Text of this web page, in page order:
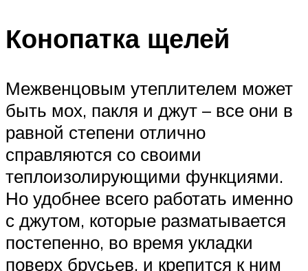
Конопатка щелей
Межвенцовым утеплителем может
быть мох, пакля и джут – все они в
равной степени отлично
справляются со своими
теплоизолирующими функциями.
Но удобнее всего работать именно
с джутом, которые разматывается
постепенно, во время укладки
поверх брусьев, и крепится к ним